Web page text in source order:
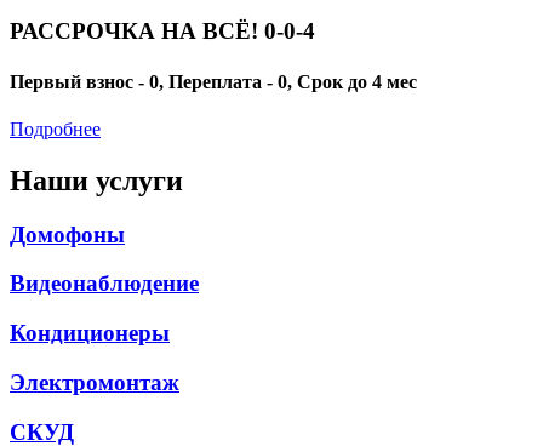
РАССРОЧКА НА ВСЁ! 0-0-4
Первый взнос - 0, Переплата - 0, Срок до 4 мес
Подробнее
Наши услуги
Домофоны
Видеонаблюдение
Кондиционеры
Электромонтаж
СКУД